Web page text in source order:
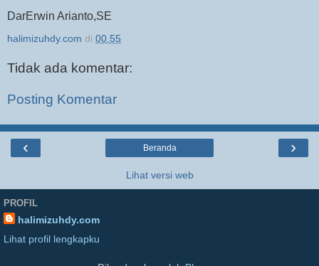
DarErwin Arianto,SE
halimizuhdy.com di 00.55
Tidak ada komentar:
Posting Komentar
‹ ›
Beranda
Lihat versi web
PROFIL
halimizuhdy.com
Lihat profil lengkapku